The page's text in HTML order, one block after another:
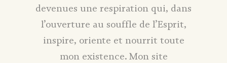
devenues une respiration qui, dans
l’ouverture au souffle de l’Esprit,
inspire, oriente et nourrit toute
mon existence. Mon site